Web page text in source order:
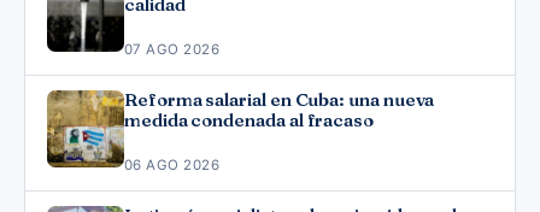
calidad
07 AGO 2026
Reforma salarial en Cuba: una nueva
medida condenada al fracaso
06 AGO 2026